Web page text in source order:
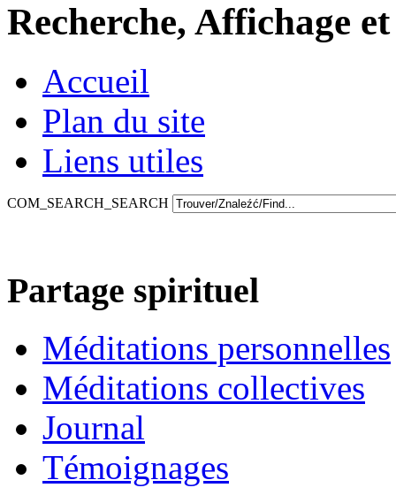
Recherche, Affichage
Accueil
Plan du site
Liens utiles
COM_SEARCH_SEARCH
Partage spirituel
Méditations personnelles
Méditations collectives
Journal
Témoignages